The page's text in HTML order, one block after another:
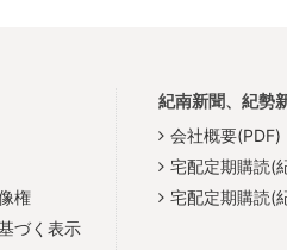
権
づく表示
紀南新聞、紀勢
会社概要(PDF)
宅配定期購読(
宅配定期購読(